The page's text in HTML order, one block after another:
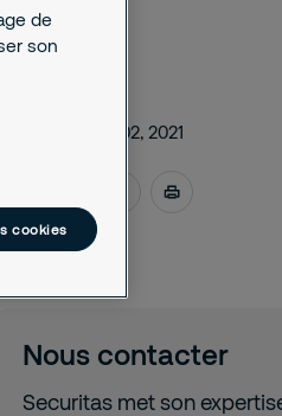
novembre 02, 2021
Nous contacter
Securitas met son
de
son
cookies